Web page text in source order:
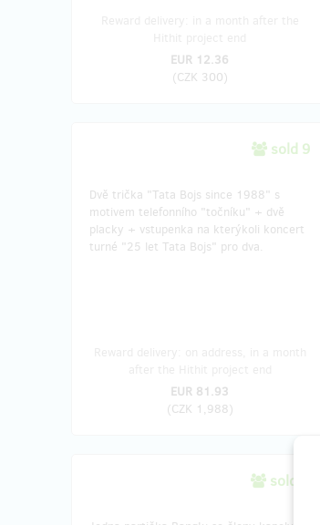
EUR 12.36
(CZK 300)
sold 9
Dvě trička "Tata Bojs since 1988" s
motivem telefonního "točníku" + dvě
placky + vstupenka na kterýkoli koncert
turné "25 let Tata Bojs" pro dva.
EUR 81.93
(CZK 1,988)
sold 0